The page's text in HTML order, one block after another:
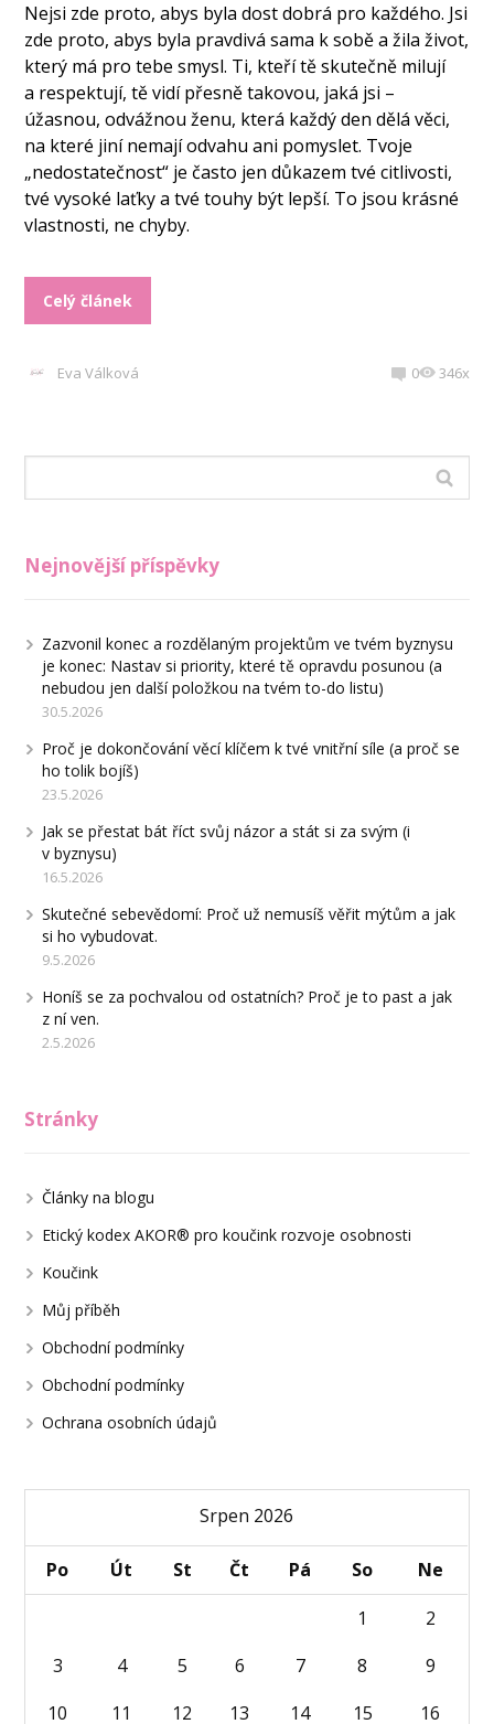
Nejsi zde proto, abys byla dost dobrá pro každého. Jsi
zde proto, abys byla pravdivá sama k sobě a žila život,
který má pro tebe smysl. Ti, kteří tě skutečně milují
a respektují, tě vidí přesně takovou, jaká jsi –
úžasnou, odvážnou ženu, která každý den dělá věci,
na které jiní nemají odvahu ani pomyslet. Tvoje
„nedostatečnost“ je často jen důkazem tvé citlivosti,
tvé vysoké laťky a tvé touhy být lepší. To jsou krásné
vlastnosti, ne chyby.
Celý článek
Eva Válková 0 346x
Nejnovější příspěvky
Zazvonil konec a rozdělaným projektům ve tvém byznysu
je konec: Nastav si priority, které tě opravdu posunou (a
nebudou jen další položkou na tvém to-do listu)
30.5.2026
Proč je dokončování věcí klíčem k tvé vnitřní síle (a proč se
ho tolik bojíš)
23.5.2026
Jak se přestat bát říct svůj názor a stát si za svým (i
v byznysu)
16.5.2026
Skutečné sebevědomí: Proč už nemusíš věřit mýtům a jak
si ho vybudovat.
9.5.2026
Honíš se za pochvalou od ostatních? Proč je to past a jak
z ní ven.
2.5.2026
Stránky
Články na blogu
Etický kodex AKOR® pro koučink rozvoje osobnosti
Koučink
Můj příběh
Obchodní podmínky
Obchodní podmínky
Ochrana osobních údajů
Srpen 2026
Po Út St Čt Pá So
Ne
1
2
3
4 5 6 7 8
9
10
11 12 13 14 15 16